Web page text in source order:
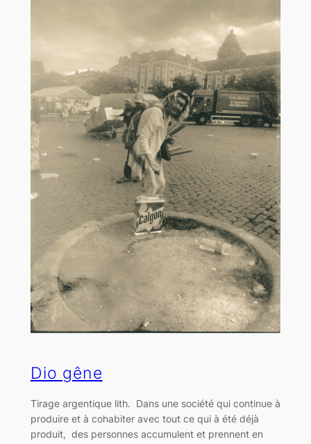
Dio gêne
Tirage argentique lith. Dans une société qui continue à
produire et à cohabiter avec tout ce qui à été déjà
produit, des personnes accumulent et prennent en